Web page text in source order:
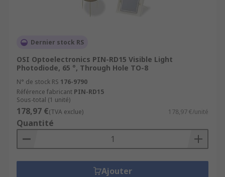
Dernier stock RS
OSI Optoelectronics PIN-RD15 Visible Light
Photodiode, 65 °, Through Hole TO-8
N° de stock RS 176-9790
Référence fabricant PIN-RD15
Sous-total (1 unité)
178,97 €(TVA exclue) 178,97 €/unité
Quantité
Ajouter